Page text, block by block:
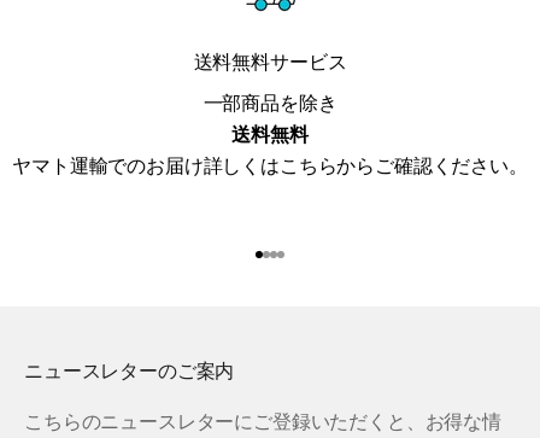
送料無料サービス
一部商品を除き
送料無料
ヤマト運輸でのお届け詳しくはこちらからご確認ください。
I18n Error: Missing
I18n Error: Missing
I18n Error: Missing
I18n Error: Missing
ニュースレターのご案内
こちらのニュースレターにご登録いただくと、お得な情